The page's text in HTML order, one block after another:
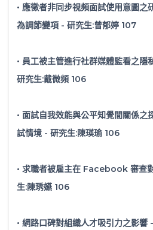
• 應徵者非同步視頻面試使用意圖之
為調節變項 - 研究生:曾郁婷 107
• 員工被主管進行社群媒體監看之隱
研究生:戴微頻 106
• 面試自我效能與公平知覺間關係之
試情境 - 研究生:陳瑛瑜 106
• 求職者被雇主在 Facebook 審查
生:陳琇嬿 106
• 網路口碑對組織人才吸引力之影